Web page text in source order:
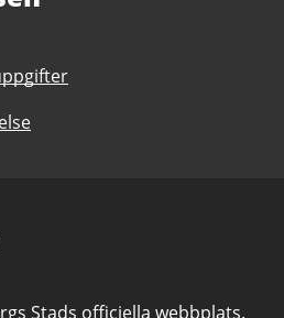
Stads officiella webbplats.